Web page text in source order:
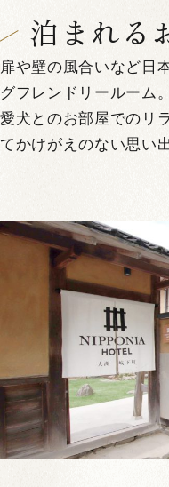
泊まれる
扉や壁の風合いなど日
グフレンドリールーム。
愛犬とのお部屋でのリ
てかけがえのない思い